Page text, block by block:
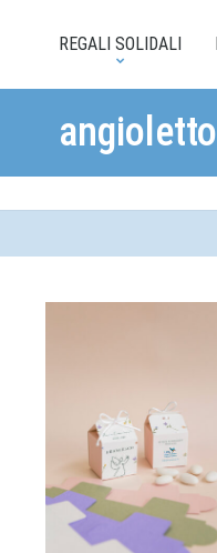
REGALI SOLIDALI
angioletto